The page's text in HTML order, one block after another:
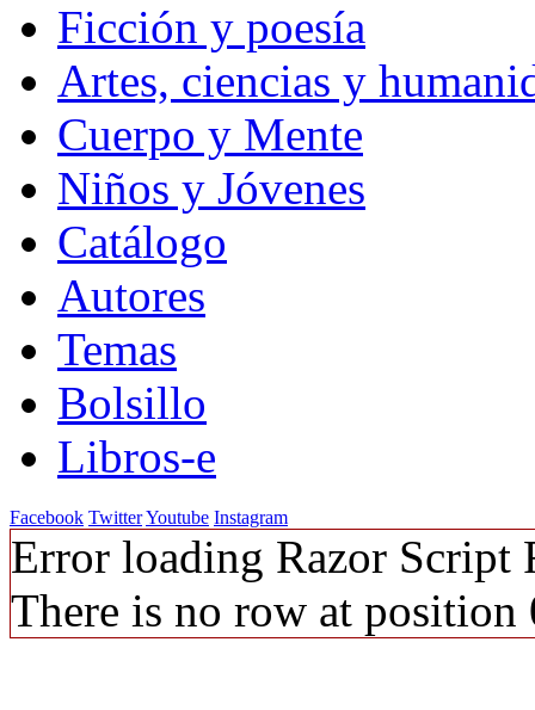
Ficción y poesía
Artes, ciencias y
Cuerpo y Mente
Niños y Jóvenes
Catálogo
Autores
Temas
Bolsillo
Libros-e
Facebook TwitterYoutube Instagram
Error loading Razor Script
There is no row at position